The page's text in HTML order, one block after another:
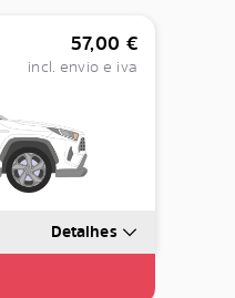
57,00 €
incl. envio e iva
Detalhes